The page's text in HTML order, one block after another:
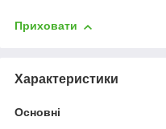
Приховати
Характеристики
Основні